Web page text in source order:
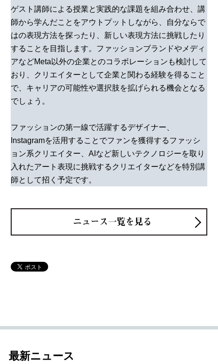
ゲスト講師による授業と実践的な課題を組み合わせ、講
師から学んだことをアウトプットしながら、自分ならで
はの表現方法を探ったり、新しい表現方法に挑戦したり
することを目指します。ファッションブランドやメディ
アなどMeta以外の企業とのコラボレーションも検討して
おり、クリエイターとして企業と関わる経験を得ること
で、キャリアの可能性や選択肢を拡げられる機会となる
でしょう。
ファッションの第一線で活躍するデザイナー、
Instagramを活用することでファンを獲得するファッシ
ョン系クリエイター、AIなど新しいテクノロジーを取り
入れたアート表現に挑戦するクリエイターなどを特別講
師として招く予定です。
ニュース一覧を見る
最新ニュース